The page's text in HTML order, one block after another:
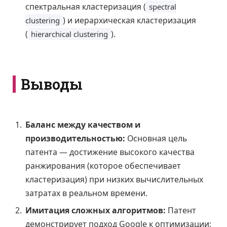
спектральная кластеризация ( spectral
clustering ) и иерархическая кластеризация
( hierarchical clustering ).
Выводы
Баланс между качеством и
производительностью: Основная цель
патента — достижение высокого качества
ранжирования (которое обеспечивает
кластеризация) при низких вычислительных
затратах в реальном времени.
Имитация сложных алгоритмов: Патент
демонстрирует подход Google к оптимизации: